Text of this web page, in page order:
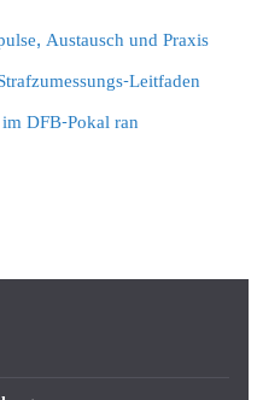
Austausch und Praxis
Leitfaden
DFB-Pokal ran